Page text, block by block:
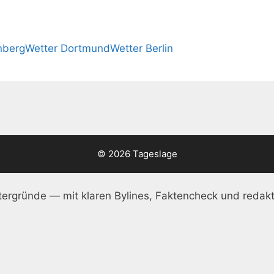
Wetter DortmundWetter Berlin
© 2026 Tageslage
— mit klaren Bylines, Faktencheck und